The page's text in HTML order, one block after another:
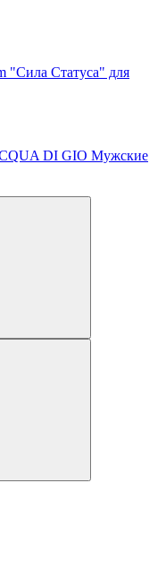
"Сила Статуса" для